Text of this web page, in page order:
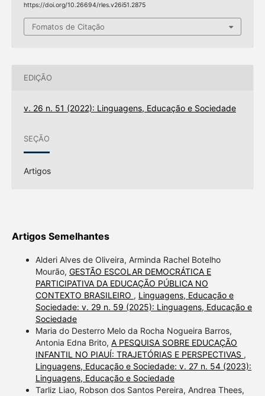
https://doi.org/10.26694/rles.v26i51.2875
Fomatos de Citação
EDIÇÃO
v. 26 n. 51 (2022): Linguagens, Educação e Sociedade
SEÇÃO
Artigos
Artigos Semelhantes
Alderi Alves de Oliveira, Arminda Rachel Botelho
Mourão, GESTÃO ESCOLAR DEMOCRÁTICA E
PARTICIPATIVA DA EDUCAÇÃO PÚBLICA NO
CONTEXTO BRASILEIRO , Linguagens, Educação e
Sociedade: v. 29 n. 59 (2025): Linguagens, Educação e
Sociedade
Maria do Desterro Melo da Rocha Nogueira Barros,
Antonia Edna Brito, A PESQUISA SOBRE EDUCAÇÃO
INFANTIL NO PIAUÍ: TRAJETÓRIAS E PERSPECTIVAS ,
Linguagens, Educação e Sociedade: v. 27 n. 54 (2023):
Linguagens, Educação e Sociedade
Tarliz Liao, Robson dos Santos Pereira, Andrea Thees,